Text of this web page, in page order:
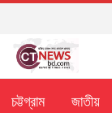
চট্টগ্রাম জাতীয়